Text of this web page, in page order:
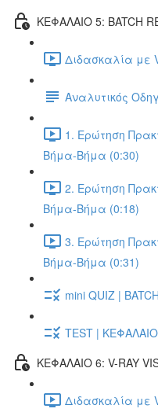
ΚΕΦΑΛΑΙΟ 5: BATCH
Διδασκαλία με
Αναλυτικός
1. Ερώτηση
Βήμα-Βήμα (0:30)
2. Ερώτηση
Βήμα-Βήμα (0:18)
3. Ερώτηση
Βήμα-Βήμα (0:31)
mini QUIZ |
TEST |
ΚΕΦΑΛΑΙΟ 6: V-RAY
Διδασκαλία με